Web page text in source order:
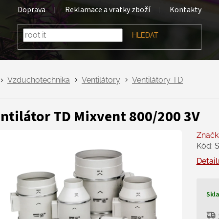
Doprava Reklamace a vratky zboží Kontakty
HLEDAT
Vzduchotechnika Ventilátory Ventilátory TD
TD Mixvent 800/200 3V
Kód: